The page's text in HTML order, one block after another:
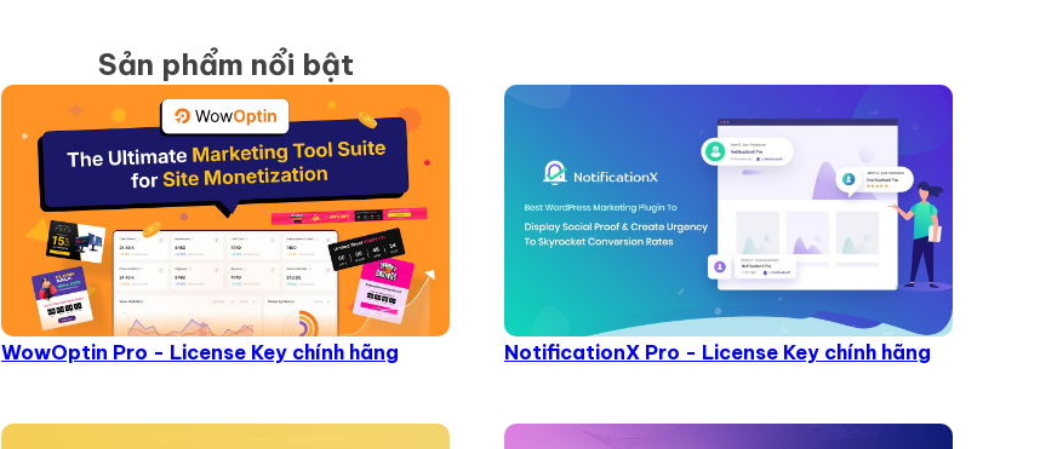
Sản phẩm nổi bật
WowOptin Pro - License Key chính hãng NotificationX Pro - License Key chính hãng